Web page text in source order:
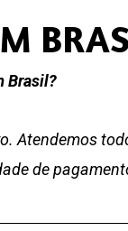
Brasil?
Atendemos
de